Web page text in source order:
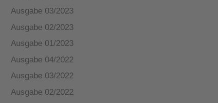
Ausgabe 03/2023
Ausgabe 02/2023
Ausgabe 01/2023
Ausgabe 04/2022
Ausgabe 03/2022
Ausgabe 02/2022